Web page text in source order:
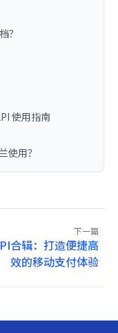
？
使用指南
使用？
下一篇
合辑：打造便捷高
效的移动支付体验